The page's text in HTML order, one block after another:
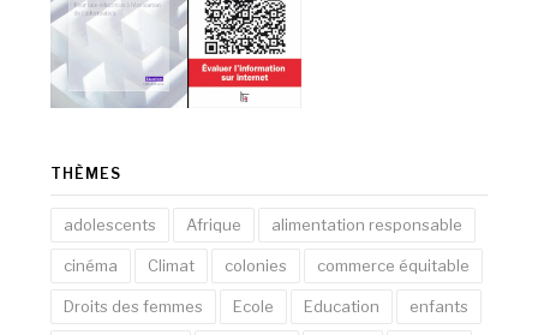
THÈMES
adolescents Afrique alimentation responsable
cinéma Climat colonies commerce équitable
Droits des femmes Ecole Education enfants